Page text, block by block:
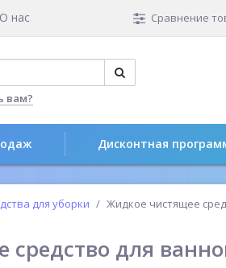
О нас Сравнение
вам?
Дисконтная
для уборки
Жидкое чистящее
для